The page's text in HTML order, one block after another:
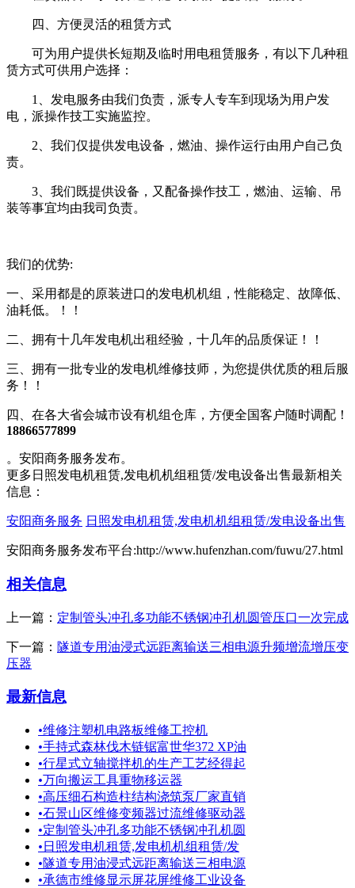
四、方便灵活的租赁方式
可为用户提供长短期及临时用电租赁服务，有以下几种租
赁方式可供用户选择：
1、发电服务由我们负责，派专人专车到现场为用户发
电，派操作技工实施监控。
2、我们仅提供发电设备，燃油、操作运行由用户自己负
责。
3、我们既提供设备，又配备操作技工，燃油、运输、吊
装等事宜均由我司负责。
我们的优势:
一、采用都是的原装进口的发电机机组，性能稳定、故障低、
油耗低。！！
二、拥有十几年发电机出租经验，十几年的品质保证！！
三、拥有一批专业的发电机维修技师，为您提供优质的租后服
务！！
四、在各大省会城市设有机组仓库，方便全国客户随时调配！
18866577899
。安阳商务服务发布。
更多日照发电机租赁,发电机机组租赁/发电设备出售最新相关
信息：
安阳商务服务 日照发电机租赁,发电机机组租赁/发电设备出售
安阳商务服务发布平台:http://www.hufenzhan.com/fuwu/27.html
相关信息
上一篇： 定制管头冲孔多功能不锈钢冲孔机圆管压口一次完成
下一篇： 隧道专用油浸式远距离输送三相电源升频增流增压变
压器
最新信息
•维修注塑机电路板维修工控机
•手持式森林伐木链锯富世华372 XP油
•行星式立轴搅拌机的生产工艺经得起
•万向搬运工具重物移运器
•高压细石构造柱结构浇筑泵厂家直销
•石景山区维修变频器过流维修驱动器
•定制管头冲孔多功能不锈钢冲孔机圆
• 日照发电机租赁,发电机机组租赁/发
•隧道专用油浸式远距离输送三相电源
•承德市维修显示屏花屏维修工业设备